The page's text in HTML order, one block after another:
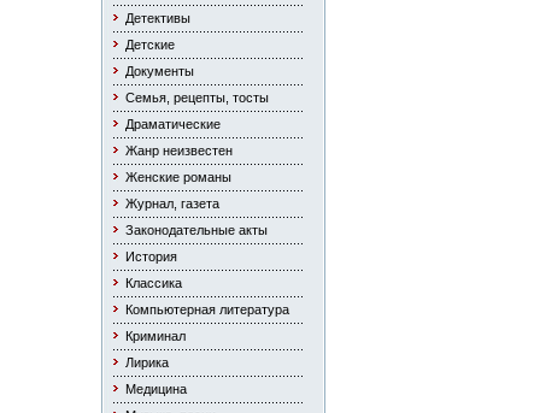
Детективы
Детские
Документы
Семья, рецепты, тосты
Драматические
Жанр неизвестен
Женские романы
Журнал, газета
Законодательные акты
История
Классика
Компьютерная литература
Криминал
Лирика
Медицина